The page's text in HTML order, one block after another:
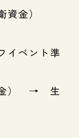
資金）
イベント準
金） → 生